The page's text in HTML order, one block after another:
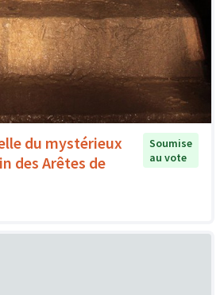
du mystérieux
des Arêtes de
Soumise
au vote